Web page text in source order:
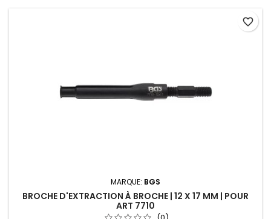
MARQUE: BGS
BROCHE D'EXTRACTION À BROCHE | 12 X 17 MM | POUR
ART 7710
favorite_border